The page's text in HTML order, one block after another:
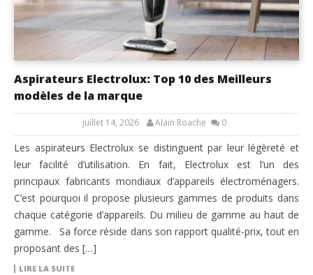
Aspirateurs Electrolux: Top 10 des Meilleurs
modèles de la marque
juillet 14, 2026 Alain Roache 0
Les aspirateurs Electrolux se distinguent par leur légèreté et
leur facilité d’utilisation. En fait, Electrolux est l’un des
principaux fabricants mondiaux d’appareils électroménagers.
C’est pourquoi il propose plusieurs gammes de produits dans
chaque catégorie d’appareils. Du milieu de gamme au haut de
gamme. Sa force réside dans son rapport qualité-prix, tout en
proposant des […]
LIRE LA SUITE